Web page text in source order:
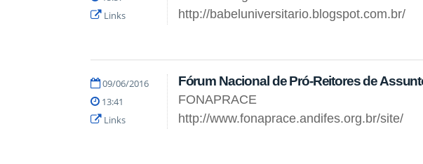
Links
http://babeluniversitario.blogspot.com.br/
09/06/2016
13:41
Links
Fórum Nacional de Pró-Reitores de
FONAPRACE
http://www.fonaprace.andifes.org.br/site/